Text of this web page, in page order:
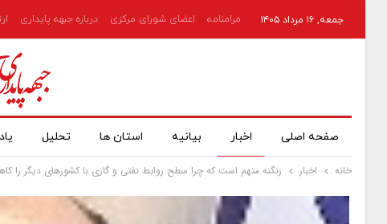
جمعه, ۱۶ مرداد ۱۴۰۵ مرامنامه اعضای شورای مرکزی درباره جبهه پایداری
صفحه اصلی اخبار بیانیه استان ها تحلیل
خانه اخبار زنگنه متهم است که چرا سطح روابط نفتی و گازی با کشورهای دیگر را